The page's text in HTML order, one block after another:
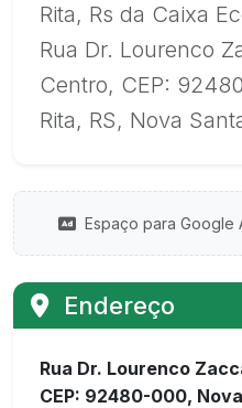
Rita, Rs da Caixa
Rua Dr. Lourenco
Centro, CEP:
Rita, RS, Nova
Espaço para Google
Endereço
Rua Dr. Lourenco
CEP: 92480-000,